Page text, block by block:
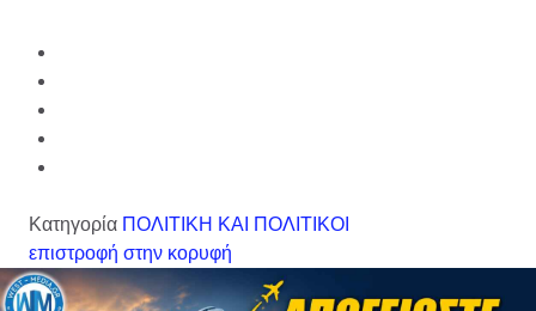
Κατηγορία ΠΟΛΙΤΙΚΗ ΚΑΙ ΠΟΛΙΤΙΚΟΙ
επιστροφή στην κορυφή